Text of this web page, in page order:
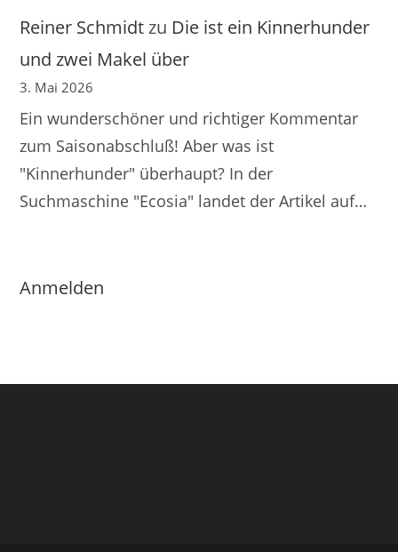
Reiner Schmidtzu Die ist ein Kinnerhunder
und zwei Makel über
3. Mai 2026
Ein wunderschöner und richtiger Kommentar
zum Saisonabschluß! Aber was ist
"Kinnerhunder" überhaupt? In der
Suchmaschine "Ecosia" landet der Artikel auf…
Anmelden